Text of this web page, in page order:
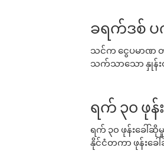
ခရက်ဒစ် ပ
သင်က ငွေပမာဏ
သက်သာသော နှုန်းထ
ရက် ၃၀ ဖု
ရက် ၃၀ ဖုန်းခေါ်
နိုင်ငံတကာ ဖုန်းခ